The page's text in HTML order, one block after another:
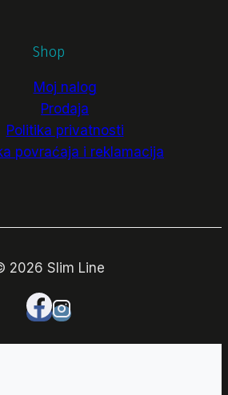
Shop
Moj nalog
Prodaja
Politika privatnosti
povraćaja i reklamacija
2026 Slim Line